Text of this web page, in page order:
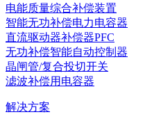
电能质量综合补偿装置
智能无功补偿电力电容器
直流驱动器补偿器PFC
无功补偿智能自动控制器
晶闸管/复合投切开关
滤波补偿用电容器
解决方案